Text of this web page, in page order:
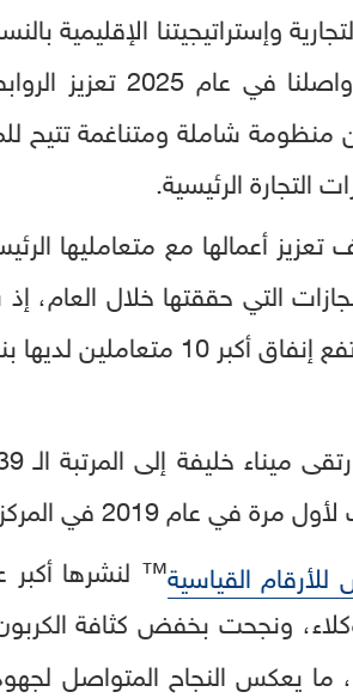
وإستراتيجيتنا الإقليمية
والشركاء حول العالم.. وتماشياً مع توجيهات
منظومة شاملة ومتناغمة تتيح
التجارة الرئيسية.
أعمالها مع متعامليها
التي حققتها خلال العام،
القياسية™ لنشرها
لوجستية واحدة والذي بلغ 205 وكلاء، ونجحت بخفض
العالمية لكل وحدة إيرادات بنسبة 18 بالمئة مقارنة بعام 2024، ما يعكس